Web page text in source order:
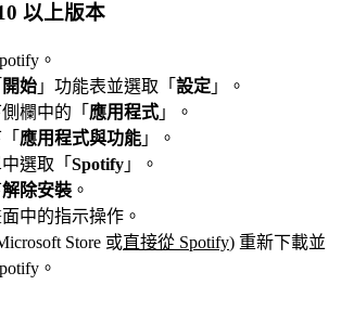
以上版本
。
開始 」功能表並選取「 設定 」。
欄中的「 應用程式 」。
應用程式與功能 」。
選取「 Spotify 」。
解除安裝 。
中的指示操作。
Store 或直接從 Spotify) 重新下載並
。